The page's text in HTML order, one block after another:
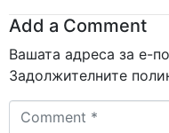
Add a Comment
Вашата адреса за е-
Задолжителните
Comment